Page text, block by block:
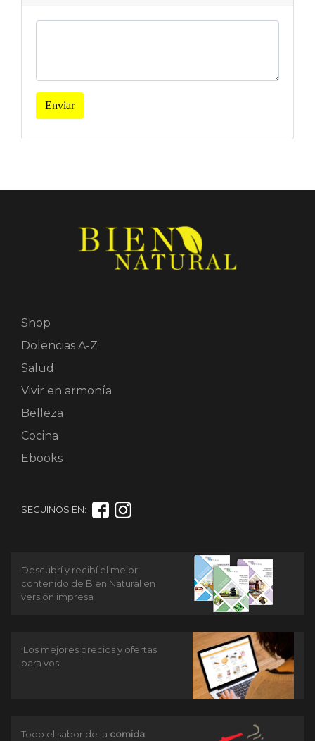
Enviar
Shop
Dolencias A-Z
Salud
Vivir en armonía
Belleza
Cocina
Ebooks
SEGUINOS EN:
Descubrí y recibí el mejor
contenido de Bien Natural en
versión impresa
¡Los mejores precios y ofertas
para vos!
Todo el sabor de la comida